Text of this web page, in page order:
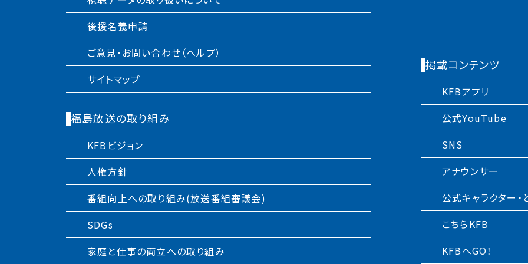
後援名義申請
ご意見・お問い合わせ（ヘルプ）
サイトマップ
福島放送の取り組み
KFBビジョン
人権方針
番組向上への取り組み(放送番組審議会)
SDGs
家庭と仕事の両立への取り組み
掲載コンテンツ
KFBアプリ
公式YouTube
SNS
アナウンサー
公式キャラクター・
こちらKFB
KFBへGO！